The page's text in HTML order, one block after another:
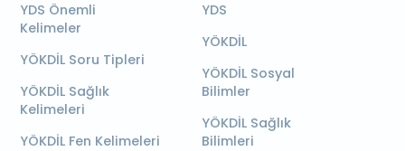
YDS Önemli
Kelimeler
YÖKDİL Soru Tipleri
YÖKDİL Sağlık
Kelimeleri
YÖKDİL Fen Kelimeleri
YDS
YÖKDİL
YÖKDİL Sosyal
Bilimler
YÖKDİL Sağlık
Bilimleri